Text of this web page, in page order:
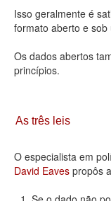
Administração
Legislação
Agenda
Contato
Isso geralmente é
formato aberto e sob
Os dados abertos
princípios.
As três leis
O especialista em
David Eaves propôs